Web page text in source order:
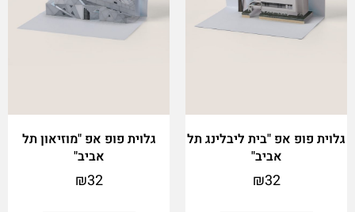
גלוית פופ אפ "בית ליבלינג תל
אביב"
₪32
גלוית פופ אפ "מוזיאון תל
אביב"
₪32